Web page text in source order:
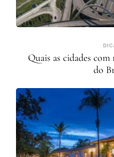
Quais as cidades
do